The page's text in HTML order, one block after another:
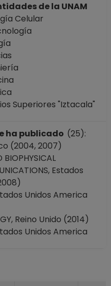
de la UNAM
Celular
Superiores "Iztacala"
ha publicado (25):
(2004, 2007)
BIOPHYSICAL
Estados
Unidos America
Reino Unido (2014)
Unidos America